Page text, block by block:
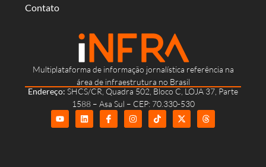
Multiplataforma de informação jornalística referência na
área de infraestrutura no Brasil
Endereço: SHCS/CR, Quadra 502, Bloco C, LOJA 37, Parte
1588 – Asa Sul – CEP: 70.330-530
Contato